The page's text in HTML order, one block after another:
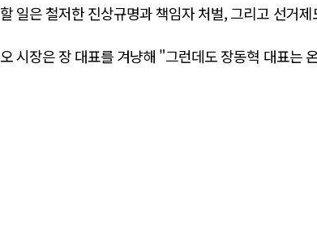
할 일은 철저한 진상규명과 책임자 처벌, 그리고 선거
오 시장은 장 대표를 겨냥해 "그런데도 장동혁 대표는